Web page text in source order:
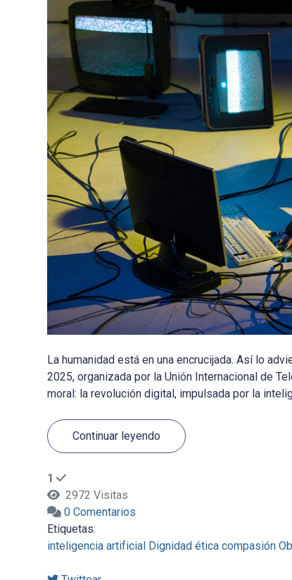
La humanidad está en una encrucijada. Así lo
2025, organizada por la Unión Internacional de
moral: la revolución digital, impulsada por la
Continuar leyendo
1
2972 Visitas
0 Comentarios
Etiquetas:
inteligencia artificial Dignidad ética compasión